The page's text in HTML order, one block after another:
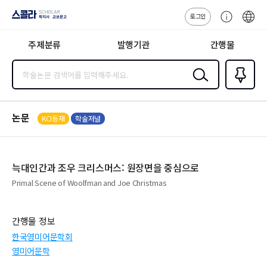
지사·교보문고
로그인
센
주제분류 발행기관 간행물
검색
즐겨찾
기0
논문 KCI등재 학술저널
늑대인간과 조우 크리스머스: 원장면을 중심으로
Primal Scene of Woolfman and Joe Christmas
간행물 정보
한국영미어문학회
영미어문학